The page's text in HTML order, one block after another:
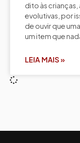
dito às
evolutivas, por
de ouvir que
um item que
LEIA MAIS »